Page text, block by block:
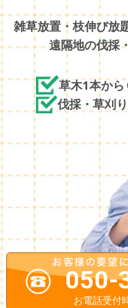
雑草放置・枝伸び放
遠隔地の伐採
草木1本から
伐採・草刈
050-
お電話受付